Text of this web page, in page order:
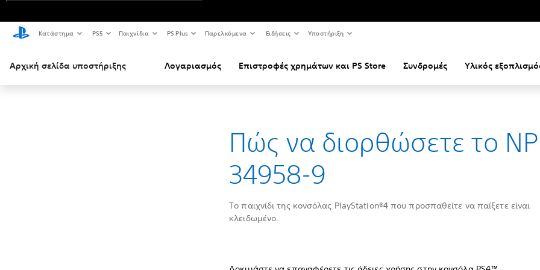
Κατάστημα PS5 Παιχνίδια PS Plus Παρελκόμενα Ειδήσεις Υποστήριξη
Αρχική σελίδα υποστήριξης Λογαριασμός Επιστροφές χρημάτων και PS Store Συνδρομές Υλικός
Πώς να διορθώσετε το
34958-9
Το παιχνίδι της κονσόλας PlayStation®4 που προσπαθείτε να παίξετε είναι
κλειδωμένο.